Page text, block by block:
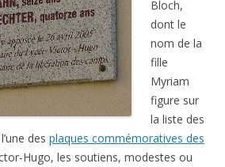
Bloch,
dont le
nom de la
fille
Myriam
figure sur
la liste des
des plaques commémoratives des
Hugo, les soutiens, modestes ou